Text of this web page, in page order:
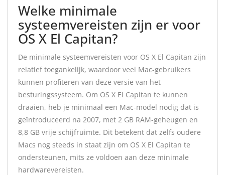
Welke minimale
systeemvereisten zijn er voor
OS X El Capitan?
De minimale systeemvereisten voor OS X El Capitan zijn
relatief toegankelijk, waardoor veel Mac-gebruikers
kunnen profiteren van deze versie van het
besturingssysteem. Om OS X El Capitan te kunnen
draaien, heb je minimaal een Mac-model nodig dat is
geïntroduceerd na 2007, met 2 GB RAM-geheugen en
8,8 GB vrije schijfruimte. Dit betekent dat zelfs oudere
Macs nog steeds in staat zijn om OS X El Capitan te
ondersteunen, mits ze voldoen aan deze minimale
hardwarevereisten.